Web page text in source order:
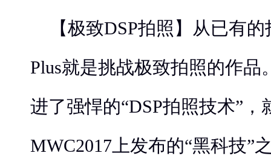
【极致DSP拍照】从已有
Plus就是挑战极致拍照的作品
进了强悍的“DSP拍照技术”，
MWC2017上发布的“黑科技”